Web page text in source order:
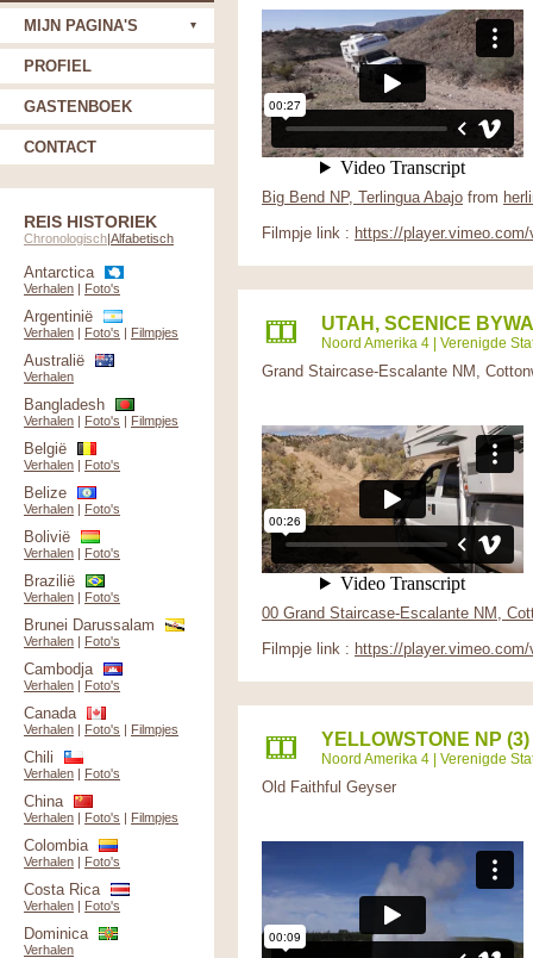
Big Bend NP, Terlingua Abajo from
Filmpje link : https://
UTAH, SCENICE
Noord Amerika 4 | Verenigde
Grand Staircase-Escalante NM,
00 Grand Staircase-Escalante NM,
Filmpje link : https://
YELLOWSTONE NP (3)
Noord Amerika 4 | Verenigde
Old Faithful Geyser
MIJN PAGINA'S
PROFIEL
GASTENBOEK
CONTACT
REIS HISTORIEK
Chronologisch|Alfabetisch
Antarctica
Verhalen | Foto's
Argentinië
Verhalen | Foto's | Filmpjes
Australië
Verhalen
Bangladesh
Verhalen | Foto's | Filmpjes
België
Verhalen | Foto's
Belize
Verhalen | Foto's
Bolivië
Verhalen | Foto's
Brazilië
Verhalen | Foto's
Brunei Darussalam
Verhalen | Foto's
Cambodja
Verhalen | Foto's
Canada
Verhalen | Foto's | Filmpjes
Chili
Verhalen | Foto's
China
Verhalen | Foto's | Filmpjes
Colombia
Verhalen | Foto's
Costa Rica
Verhalen | Foto's
Dominica
Verhalen